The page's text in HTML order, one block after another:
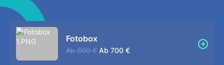
Fotobox
Ab 800 € Ab 700 €